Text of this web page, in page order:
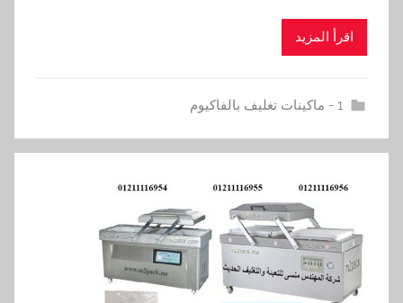
اقرأ المزيد
1 - ماكينات تغليف بالفاكيوم